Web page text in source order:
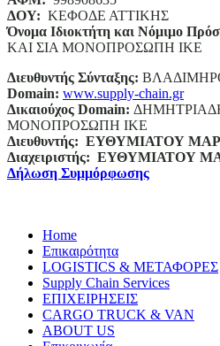
ΔΟΥ: ΚΕΦΟΔΕ ΑΤΤΙΚΗΣ
Όνομα Ιδιοκτήτη και Νόμιμο
ΚΑΙ ΣΙΑ ΜΟΝΟΠΡΟΣΩΠΗ ΙΚΕ
Διευθυντής Σύνταξης:
Domain: www.supply-chain.gr
Δικαιούχος Domain:
ΜΟΝΟΠΡΟΣΩΠΗ ΙΚΕ
Διευθυντής: ΕΥΘΥΜΙΑΤΟΥ
Διαχειριστής: ΕΥΘΥΜΙΑΤΟΥ
Δήλωση Συμμόρφωσης
Home
Επικαιρότητα
LOGISTICS & ΜΕΤΑΦΟΡΕΣ
Supply Chain Services
ΕΠΙΧΕΙΡΗΣΕΙΣ
CARGO TRUCK & VAN
ABOUT US